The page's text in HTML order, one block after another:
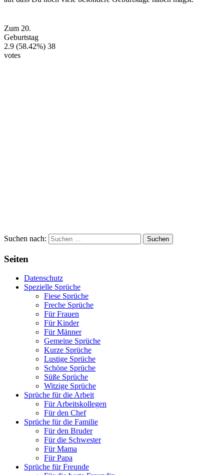
Zum 20.
Geburtstag
2.9 (58.42%) 38
votes
Suchen nach:
Seiten
Datenschutz
Spezielle Sprüche
Fiese Sprüche
Freche Sprüche
Für Frauen
Für Kinder
Für Männer
Gemeine Sprüche
Kurze Sprüche
Lustige Sprüche
Schöne Sprüche
Süße Sprüche
Witzige Sprüche
Sprüche für die Arbeit
Für Arbeitskollegen
Für den Chef
Sprüche für die Familie
Für den Bruder
Für die Schwester
Für Mama
Für Papa
Sprüche für Freunde